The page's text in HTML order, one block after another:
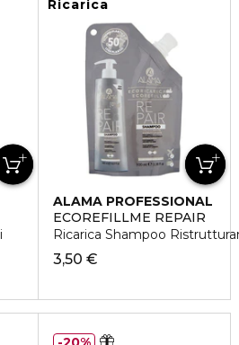
Ricarica
ALAMA PROFESSIONAL
ECOREFILLME REPAIR
Ricarica Shampoo
3,50 €